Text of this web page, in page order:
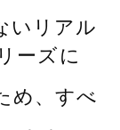
いリアル
ーズに
め、すべ